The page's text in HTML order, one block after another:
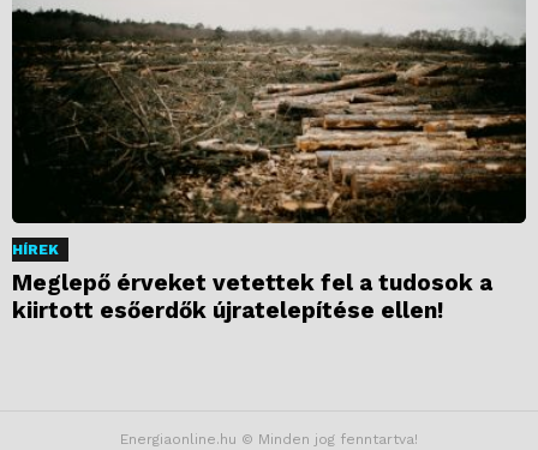
HÍREK
Meglepő érveket vetettek fel a tudosok a
kiirtott esőerdők újratelepítése ellen!
Energiaonline.hu © Minden jog fenntartva!